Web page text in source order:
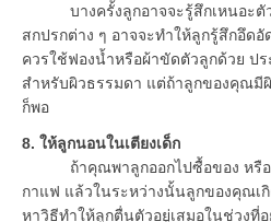
บางครั้งลูกอาจจะรู้สึกเหนอะตัว
สกปรกต่าง ๆ อาจจะทำให้ลูกรู้สึกอึ
ควรใช้ฟองน้ำหรือผ้าขัดตัวลูกด้วย ป
สำหรับผิวธรรมดา แต่ถ้าลูกของคุณมี
ก็พอ
8. ให้ลูกนอนในเตียงเด็ก
ถ้าคุณพาลูกออกไปซื้อของ หรือพ
กาแฟ แล้วในระหว่างนั้นลูกของคุณเ
หาวิธีทำให้ลูกตื่นตัวอยู่เสมอในช่วงที่